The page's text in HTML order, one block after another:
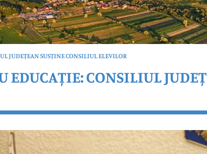
JUDEȚEAN SUSȚINE CONSILIUL ELEVILOR
EDUCAȚIE: CONSILIUL